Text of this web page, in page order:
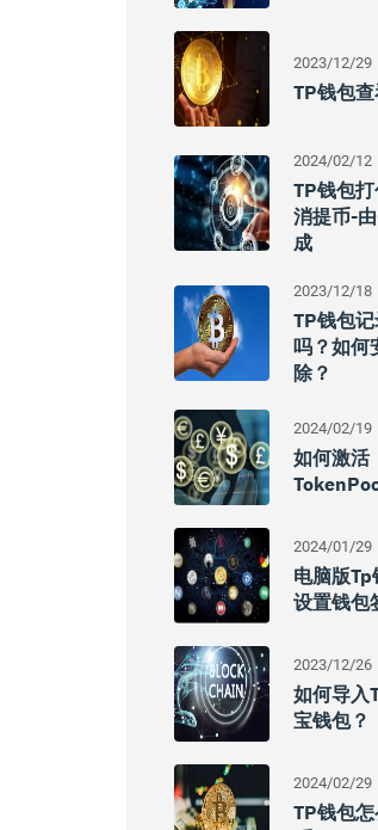
2023/12/29
TP钱包
2024/02/12
TP钱包
消提币-
成
2023/12/18
TP钱包
吗？如何
除？
2024/02/19
如何激活
2024/01/29
电脑版tp
设置钱包
2023/12/26
如何导入
宝钱包？
2024/02/29
TP钱包